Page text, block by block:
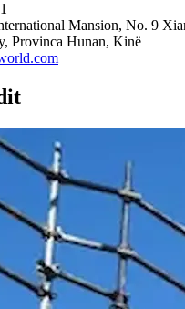
Mansion, No. 9
Provinca Hunan, Kinë